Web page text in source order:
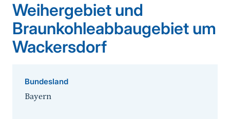
Weihergebiet und
Braunkohleabbaugebiet um
Wackersdorf
Bundesland
Bayern